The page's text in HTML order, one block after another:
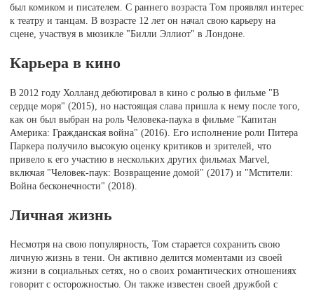
был комиком и писателем. С раннего возраста Том проявлял интерес
к театру и танцам. В возрасте 12 лет он начал свою карьеру на
сцене, участвуя в мюзикле "Билли Эллиот" в Лондоне.
Карьера в кино
В 2012 году Холланд дебютировал в кино с ролью в фильме "В
сердце моря" (2015), но настоящая слава пришла к нему после того,
как он был выбран на роль Человека-паука в фильме "Капитан
Америка: Гражданская война" (2016). Его исполнение роли Питера
Паркера получило высокую оценку критиков и зрителей, что
привело к его участию в нескольких других фильмах Marvel,
включая "Человек-паук: Возвращение домой" (2017) и "Мстители:
Война бесконечности" (2018).
Личная жизнь
Несмотря на свою популярность, Том старается сохранить свою
личную жизнь в тени. Он активно делится моментами из своей
жизни в социальных сетях, но о своих романтических отношениях
говорит с осторожностью. Он также известен своей дружбой с